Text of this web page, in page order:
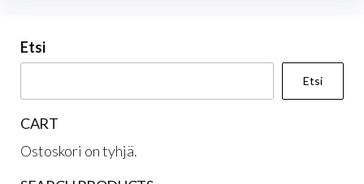
Etsi
Etsi
CART
Ostoskori on tyhjä.